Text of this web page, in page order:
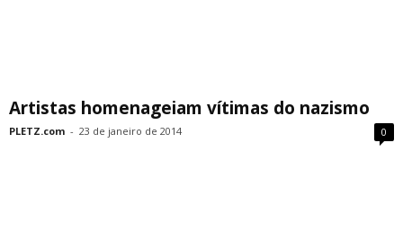
Artistas homenageiam vítimas do nazismo
PLETZ.com - 23 de janeiro de 2014 0